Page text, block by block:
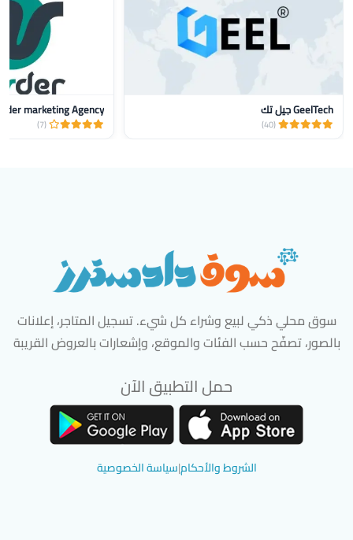
GeelTech جيل تك
(40)
marketing Agency
(7)
سوق محلي ذكي لبيع وشراء كل شيء. تسجيل المتاجر، إعلانات
بالصور، تصفّح حسب الفئات والموقع، وإشعارات بالعروض القريبة
حمل التطبيق الآن
الشروط والأحكام|سياسة الخصوصية